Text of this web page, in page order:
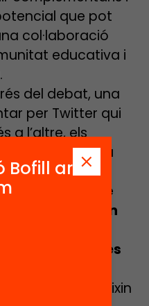
que pot
col·laboració
educativa i
del debat, una
per Twitter qui
a l’altre, els
els docents a la
va serque
mutu, perquè
és més que un
en una
de totes
parts assumeixin
Bofill ara